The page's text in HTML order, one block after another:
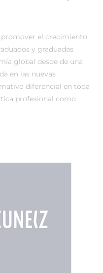
promover el crecimiento
y graduadas
global desde de una
en las nuevas
diferencial en toda
profesional como